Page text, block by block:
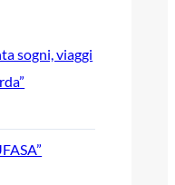
sogni, viaggi